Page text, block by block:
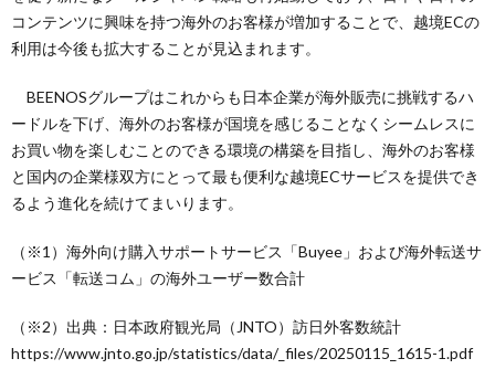
コンテンツに興味を持つ海外のお客様が増加することで、越境ECの
利用は今後も拡大することが見込まれます。
BEENOSグループはこれからも日本企業が海外販売に挑戦するハ
ードルを下げ、海外のお客様が国境を感じることなくシームレスに
お買い物を楽しむことのできる環境の構築を目指し、海外のお客様
と国内の企業様双方にとって最も便利な越境ECサービスを提供でき
るよう進化を続けてまいります。
（※1）海外向け購入サポートサービス「Buyee」および海外転送サ
ービス「転送コム」の海外ユーザー数合計
（※2）出典：日本政府観光局（JNTO）訪日外客数統計
https://www.jnto.go.jp/statistics/data/_files/20250115_1615-1.pdf